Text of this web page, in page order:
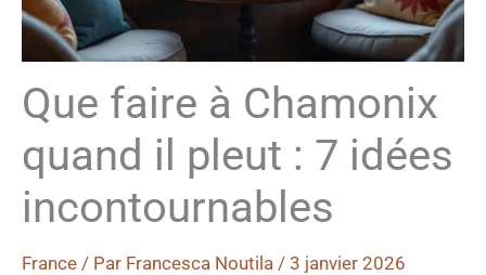
Que faire à Chamonix
quand il pleut : 7 idées
incontournables
France / Par Francesca Noutila / 3 janvier 2026